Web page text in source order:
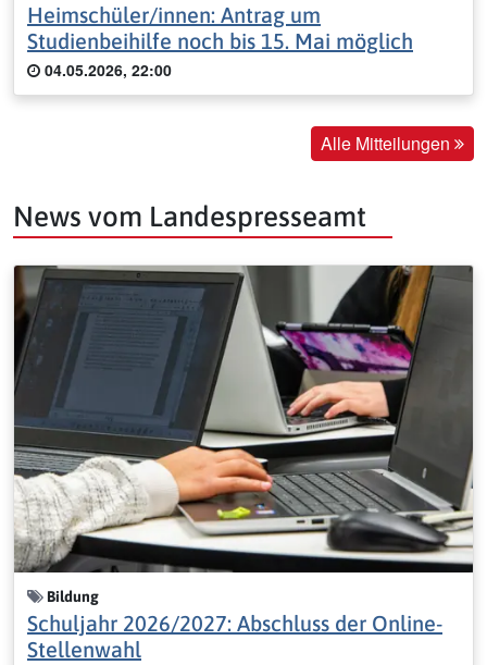
Heimschüler/innen: Antrag um
Studienbeihilfe noch bis 15. Mai möglich
04.05.2026, 22:00
Alle Mitteilungen
News vom Landespresseamt
Bildung
Schuljahr 2026/2027: Abschluss der Online-
Stellenwahl